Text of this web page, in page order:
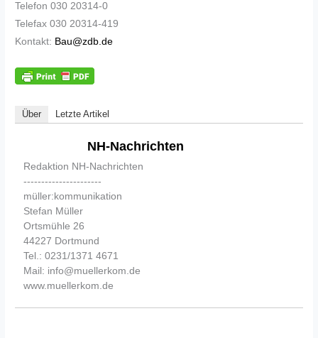
Telefon 030 20314-0
Telefax 030 20314-419
Kontakt: Bau@zdb.de
Über Letzte Artikel
NH-Nachrichten
Redaktion NH-Nachrichten
----------------------
müller:kommunikation
Stefan Müller
Ortsmühle 26
44227 Dortmund
Tel.: 0231/1371 4671
Mail: info@muellerkom.de
www.muellerkom.de